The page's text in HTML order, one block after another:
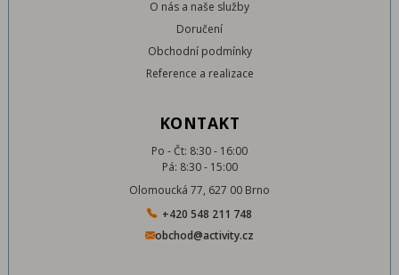
O nás a naše služby
Doručení
Obchodní podmínky
Reference a realizace
KONTAKT
Po - Čt: 8:30 - 16:00
Pá: 8:30 - 15:00
Olomoucká 77, 627 00 Brno
+420 548 211 748
obchod@activity.cz